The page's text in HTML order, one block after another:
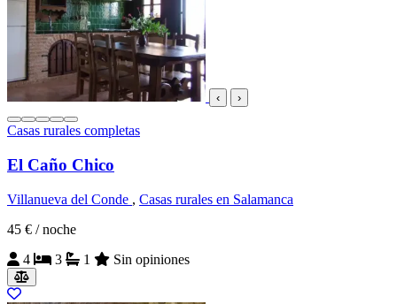
‹ ›
Casas rurales completas
El Caño Chico
Villanueva del Conde , Casas rurales en Salamanca
45 € / noche
4
3 1 Sin opiniones